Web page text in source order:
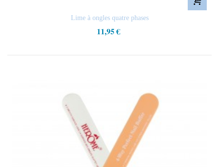
Lime à ongles quatre phases
11,95 €